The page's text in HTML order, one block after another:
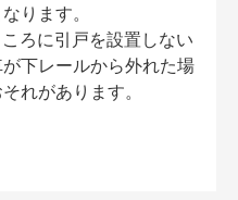
ります。
ろに引戸を設置しない
下レールから外れた場
れがあります。